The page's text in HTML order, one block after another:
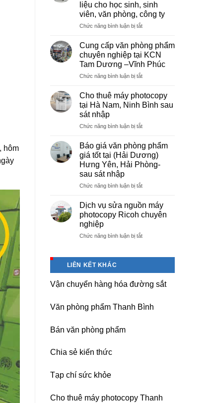
hôm
liệu cho học sinh, sinh
viên, văn phòng, công ty
Chức năng bình luận bị tắtở
vụ
photocopy
giá
rẻ
hà
–
Báo
giá
tài
cho
học
sinh,
sinh
văn
công
ty
Cung cấp văn phòng phẩm
chuyên nghiệp tại KCN
Tam Dương –Vĩnh Phúc
Chức năng bình luận bị tắtở
cấp
văn
phòng
chuyên
tại
KCN
Tam
Dương
Vĩnh
Cho thuê máy photocopy
tại Hà Nam, Ninh Bình sau
sát nhập
Chức năng bình luận bị tắtở
máy
photocopy
tại
Nam,
sau
sát
Báo giá văn phòng phẩm
giá tốt tại (Hải Dương)
Hưng Yên, Hải Phòng-
sau sát nhập
Chức năng bình luận bị tắtở
văn
phòng
giá
Yên,
Phòng-
sau
Dịch vụ sửa nguồn máy
photocopy Ricoh chuyên
nghiệp
Chức năng bình luận bị tắtở
photocopy
chuyên
nghiệp
LIÊN KẾT KHÁC
Vận chuyển hàng hóa đường sắt
Văn phòng phẩm Thanh Bình
Bán văn phòng phẩm
Chia sẻ kiến thức
Tạp chí sức khỏe
Cho thuê máy photocopy Thanh